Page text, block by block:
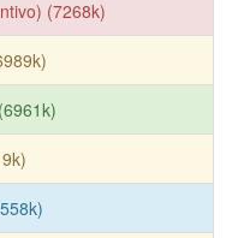
(7268k)